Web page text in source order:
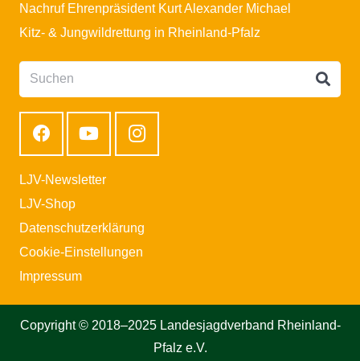
Nachruf Ehrenpräsident Kurt Alexander Michael
Kitz- & Jungwildrettung in Rheinland-Pfalz
LJV-Newsletter
LJV-Shop
Datenschutzerklärung
Cookie-Einstellungen
Impressum
Copyright © 2018–2025 Landesjagdverband Rheinland-
Pfalz e.V.